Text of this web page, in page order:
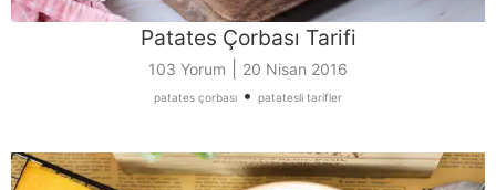
Patates Çorbası Tarifi
103 Yorum 20 Nisan 2016
patates çorbası • patatesli tarifler